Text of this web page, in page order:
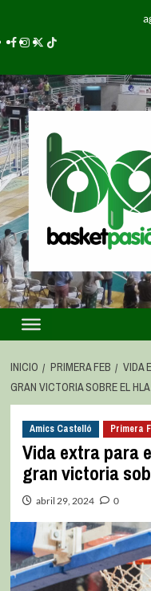
INICIO PRIMERA FEB
VIDA
GRAN VICTORIA SOBRE EL
Amics Castelló Primera
Vida extra para
gran victoria
abril 29, 2024 0